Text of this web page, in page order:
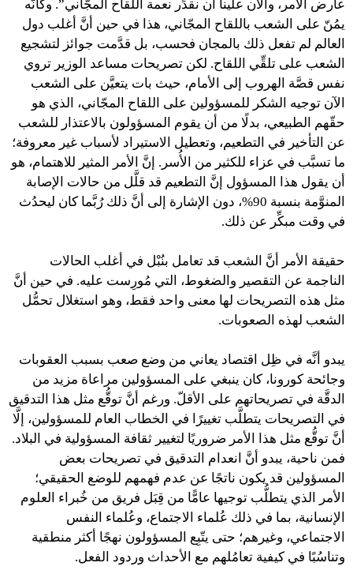
عارض الأمر، والآن علينا أن نقدِّر نعمة اللقاح المجّاني”. وكأنَّه
يمُنّ على الشعب باللقاح المجّاني، هذا في حين أنَّ أغلب دول
العالم لم تفعل ذلك بالمجان فحسب، بل قدَّمت جوائز لتشجيع
الشعب على تلقِّي اللقاح. لكن تصريحات مساعد الوزير تروي
نفس قصَّة الهروب إلى الأمام، حيث بات يتعيَّن على الشعب
الآن توجيه الشكر للمسؤولين على اللقاح المجّاني، الذي هو
حقّهم الطبيعي، بدلًا من أن يقوم المسؤولون بالاعتذار للشعب
عن التأخير في التطعيم، وتعطيل الاستيراد لأسباب غير معروفة؛
ما تسبَّب في عزاء للكثير من الأُسر. إنَّ الأمر المثير للاهتمام، هو
أن يقول هذا المسؤول إنَّ التطعيم قد قلَّل من حالات الإصابة
المنوَّمة بنسبة 90%، دون الإشارة إلى أنَّ ذلك رُبَّما كان ليحدُث
في وقت مبكِّر عن ذلك.
حقيقة الأمر أنَّ الشعب قد تعامل بنُبْل في أغلب الحالات
الناجمة عن التقصير والضغوط، التي مُورِست عليه. في حين أنَّ
مثل هذه التصريحات لها معنى واحد فقط، وهو استغلال تحمُّل
الشعب لهذه الصعوبات.
يبدو أنَّه في ظِل اقتصاد يعاني من وضع صعب بسبب العقوبات
وجائحة كورونا، كان ينبغي على المسؤولين مراعاة مزيد من
الدقَّة في تصريحاتهم على الأقلّ. ورغم أنَّ توقُّع مثل هذا التدقيق
في التصريحات يتطلَّب تغييرًا في الخطاب العام للمسؤولين، إلَّا
أنَّ توقُّع مثل هذا الأمر ضروريًا لتغيير ثقافة المسؤولية في البلاد.
فمن ناحية، يبدو أنَّ انعدام التدقيق في تصريحات بعض
المسؤولين قد يكون ناتجًا عن عدم فهمهم للوضع الحقيقي؛
الأمر الذي يتطلُّب توجيها عامًّا من قِبَل فريق من خُبراء العلوم
الإنسانية، بما في ذلك عُلماء الاجتماع، وعُلماء النفس
الاجتماعي، وغيرهم؛ حتى يتّبِع المسؤولون نهجًا أكثر منطقية
وتناسُبًا في كيفية تعامُلهم مع الأحداث وردود الفعل.